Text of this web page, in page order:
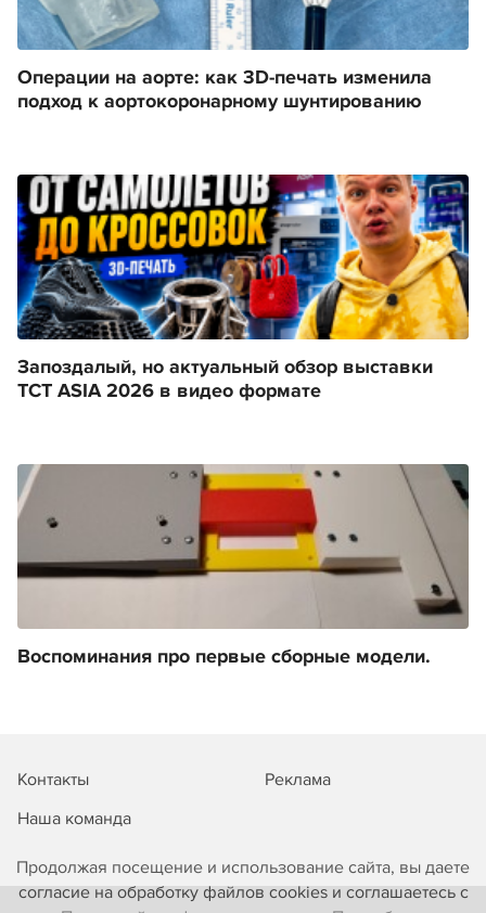
Продолжая посещение и использование сайта, вы даете
согласие на обработку файлов cookies и соглашаетесь с
Операции на аорте: как 3D-печать изменила
подход к аортокоронарному шунтированию
Запоздалый, но актуальный обзор выставки
TCT ASIA 2026 в видео формате
Воспоминания про первые сборные модели.
Контакты
Реклама
Наша команда